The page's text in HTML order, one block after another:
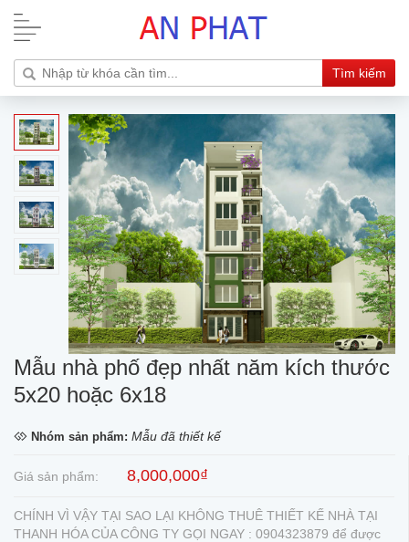
Tìm kiếm
Mẫu nhà phố đẹp nhất năm kích thước
5x20 hoặc 6x18
Nhóm sản phẩm: Mẫu đã thiết kế
Giá sản phẩm: 8,000,000₫
CHÍNH VÌ VẬY TẠI SAO LẠI KHÔNG THUÊ THIẾT KẾ NHÀ TẠI
THANH HÓA CỦA CÔNG TY GỌI NGAY : 0904323879 để được